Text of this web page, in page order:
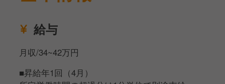
します。
き、売り場の全体管理とスタッフのマネジメントを担
ッフの指導・教育、売上管理、そして商品発注に至る
るためにあなたのアイデアや工夫を活かし、スタッフ
給与
月収/34~42万円
■昇給年1回（4月）